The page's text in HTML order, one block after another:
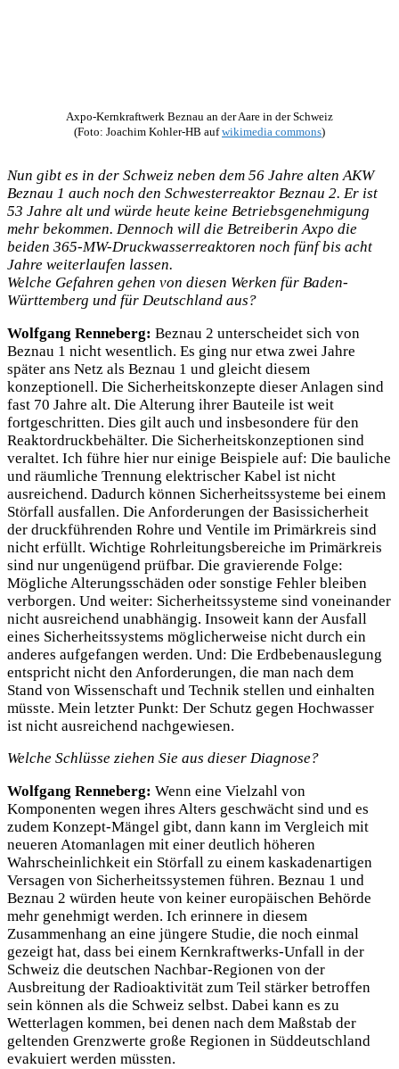
Axpo-Kernkraftwerk Beznau an der Aare in der Schweiz
(Foto: Joachim Kohler-HB aufwikimedia commons)
Nun gibt es in der Schweiz neben dem 56 Jahre alten AKW
Beznau 1 auch noch den Schwesterreaktor Beznau 2. Er ist
53 Jahre alt und würde heute keine Betriebsgenehmigung
mehr bekommen. Dennoch will die Betreiberin Axpo die
beiden 365-MW-Druckwasserreaktoren noch fünf bis acht
Jahre weiterlaufen lassen.
Welche Gefahren gehen von diesen Werken für Baden-
Württemberg und für Deutschland aus?
Wolfgang Renneberg: Beznau 2 unterscheidet sich von
Beznau 1 nicht wesentlich. Es ging nur etwa zwei Jahre
später ans Netz als Beznau 1 und gleicht diesem
konzeptionell. Die Sicherheitskonzepte dieser Anlagen sind
fast 70 Jahre alt. Die Alterung ihrer Bauteile ist weit
fortgeschritten. Dies gilt auch und insbesondere für den
Reaktordruckbehälter. Die Sicherheitskonzeptionen sind
veraltet. Ich führe hier nur einige Beispiele auf: Die bauliche
und räumliche Trennung elektrischer Kabel ist nicht
ausreichend. Dadurch können Sicherheitssysteme bei einem
Störfall ausfallen. Die Anforderungen der Basissicherheit
der druckführenden Rohre und Ventile im Primärkreis sind
nicht erfüllt. Wichtige Rohrleitungsbereiche im Primärkreis
sind nur ungenügend prüfbar. Die gravierende Folge:
Mögliche Alterungsschäden oder sonstige Fehler bleiben
verborgen. Und weiter: Sicherheitssysteme sind voneinander
nicht ausreichend unabhängig. Insoweit kann der Ausfall
eines Sicherheitssystems möglicherweise nicht durch ein
anderes aufgefangen werden. Und: Die Erdbebenauslegung
entspricht nicht den Anforderungen, die man nach dem
Stand von Wissenschaft und Technik stellen und einhalten
müsste. Mein letzter Punkt: Der Schutz gegen Hochwasser
ist nicht ausreichend nachgewiesen.
Welche Schlüsse ziehen Sie aus dieser Diagnose?
Wolfgang Renneberg: Wenn eine Vielzahl von
Komponenten wegen ihres Alters geschwächt sind und es
zudem Konzept-Mängel gibt, dann kann im Vergleich mit
neueren Atomanlagen mit einer deutlich höheren
Wahrscheinlichkeit ein Störfall zu einem kaskadenartigen
Versagen von Sicherheitssystemen führen. Beznau 1 und
Beznau 2 würden heute von keiner europäischen Behörde
mehr genehmigt werden. Ich erinnere in diesem
Zusammenhang an eine jüngere Studie, die noch einmal
gezeigt hat, dass bei einem Kernkraftwerks-Unfall in der
Schweiz die deutschen Nachbar-Regionen von der
Ausbreitung der Radioaktivität zum Teil stärker betroffen
sein können als die Schweiz selbst. Dabei kann es zu
Wetterlagen kommen, bei denen nach dem Maßstab der
geltenden Grenzwerte große Regionen in Süddeutschland
evakuiert werden müssten.